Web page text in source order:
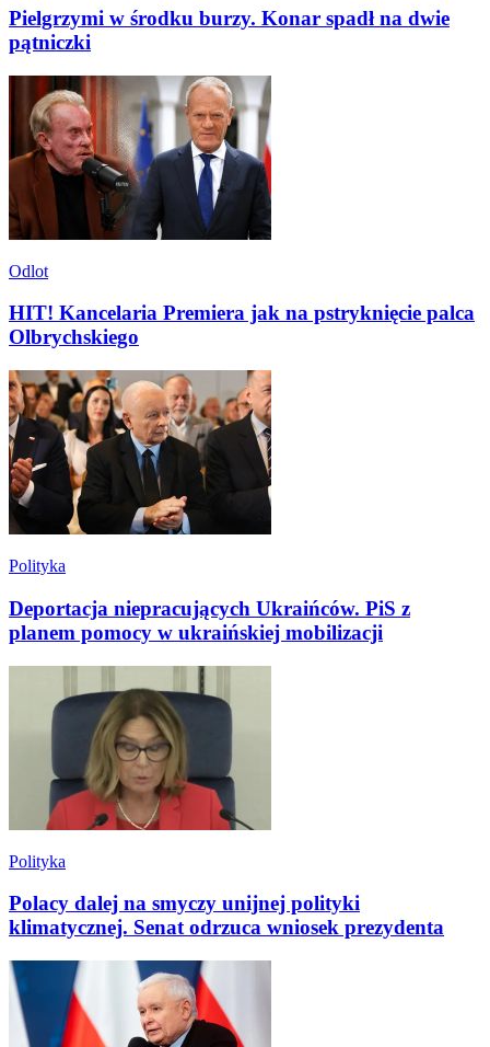
Pielgrzymi w środku burzy. Konar spadł na dwie
pątniczki
Odlot
HIT! Kancelaria Premiera jak na pstryknięcie palca
Olbrychskiego
Polityka
Deportacja niepracujących Ukraińców. PiS z
planem pomocy w ukraińskiej mobilizacji
Polityka
Polacy dalej na smyczy unijnej polityki
klimatycznej. Senat odrzuca wniosek prezydenta